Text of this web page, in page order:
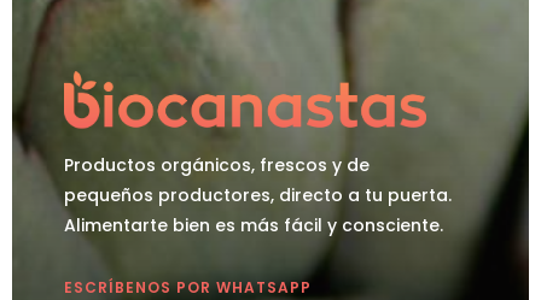
Productos orgánicos, frescos y de
pequeños productores, directo a tu puerta.
Alimentarte bien es más fácil y consciente.
ESCRÍBENOS POR WHATSAPP